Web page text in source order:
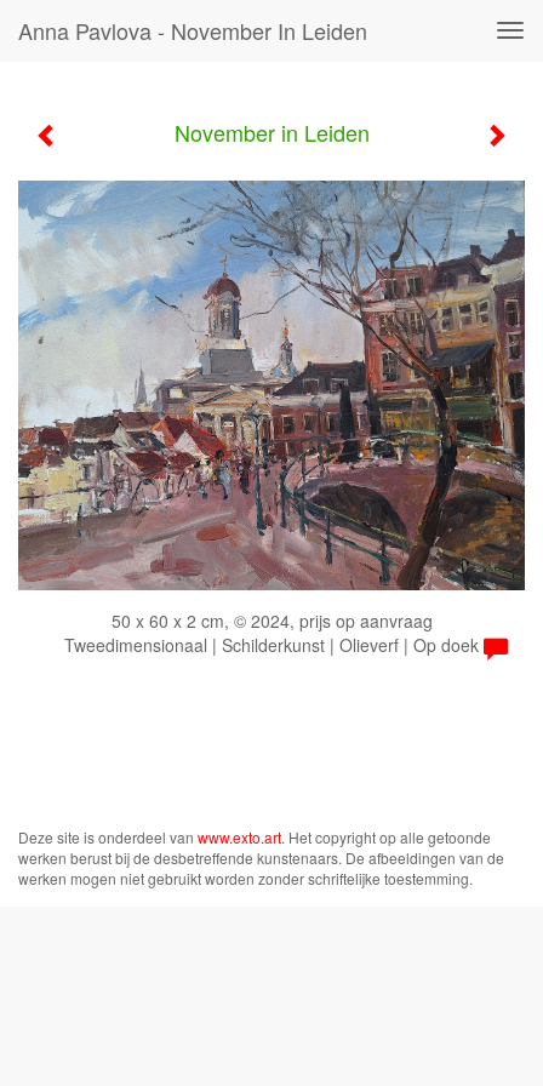
Anna Pavlova - November In Leiden
November in Leiden
50 x 60 x 2 cm, © 2024, prijs op aanvraag
Tweedimensionaal | Schilderkunst | Olieverf | Op doek
Deze site is onderdeel van www.exto.art. Het copyright op alle getoonde
werken berust bij de desbetreffende kunstenaars. De afbeeldingen van de
werken mogen niet gebruikt worden zonder schriftelijke toestemming.